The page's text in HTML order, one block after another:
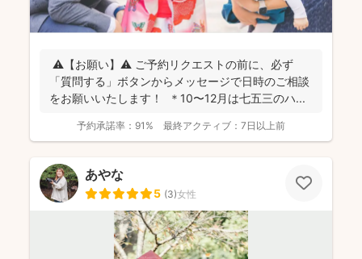
⚠️【お願い】⚠️ ご予約リクエストの前に、必ず
「質問する」ボタンからメッセージで日時のご相談
をお願いいたします！ ＊10〜12月は七五三のハ...
予約承諾率： 91% 最終アクティブ： 7日以上前
あやな
5 (3)女性